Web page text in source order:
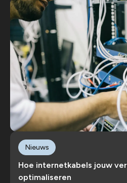
Hoe internetkabels jouw
optimaliseren
Nieuws